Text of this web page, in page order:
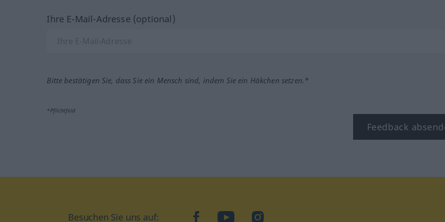
Ihre E-Mail-Adresse (optional)
Bitte bestätigen Sie, dass Sie ein Mensch sind, indem Sie ein Häkchen setzen.*
*Pflichtfeld
Feedback
Besuchen Sie uns auf: facebookYouTubeInstagram